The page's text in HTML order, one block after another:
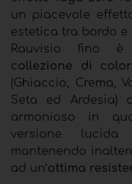
un piacevole
estetica tra bordo e
Rauvisio fino è
collezione di
(Ghiaccio, Crema,
Seta ed Ardesia)
armonioso in
versione
mantenendo
ad un’ottima